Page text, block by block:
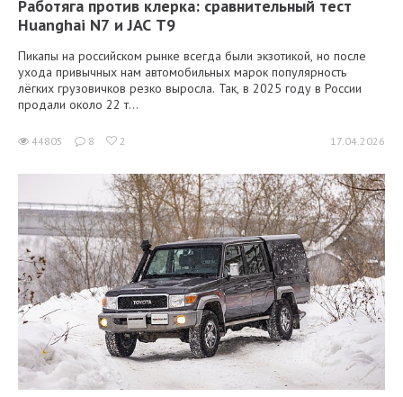
Работяга против клерка: сравнительный тест
Huanghai N7 и JAC T9
Пикапы на российском рынке всегда были экзотикой, но после
ухода привычных нам автомобильных марок популярность
лёгких грузовичков резко выросла. Так, в 2025 году в России
продали около 22 т...
44805 8 2 17.04.2026